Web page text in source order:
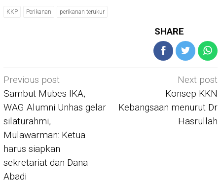
KKP Perikanan perikanan terukur
SHARE
Post
navigation
Previous post
Sambut Mubes IKA,
WAG Alumni Unhas gelar
silaturahmi,
Mulawarman: Ketua
harus siapkan
sekretariat dan Dana
Abadi
Next post
Konsep KKN
Kebangsaan menurut Dr
Hasrullah